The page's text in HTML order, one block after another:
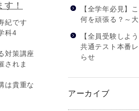
！
紀です
科4
対策講座
されま
は貴重な
【全学年必見】
何を頑張る？～
【全員受験しよ
共通テスト本番
らせ
アーカイブ